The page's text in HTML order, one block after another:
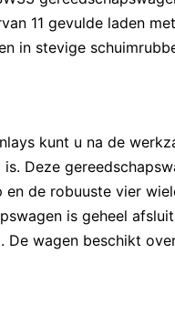
11 gevulde laden
in stevige
kunt u na de
Deze
de robuuste vier
is geheel
De wagen beschikt